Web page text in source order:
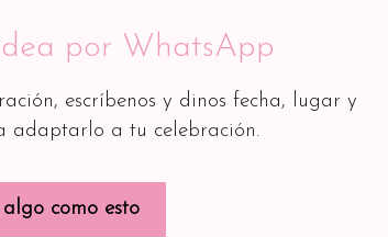
por WhatsApp
escríbenos y dinos fecha, lugar y
adaptarlo a tu celebración.
como esto